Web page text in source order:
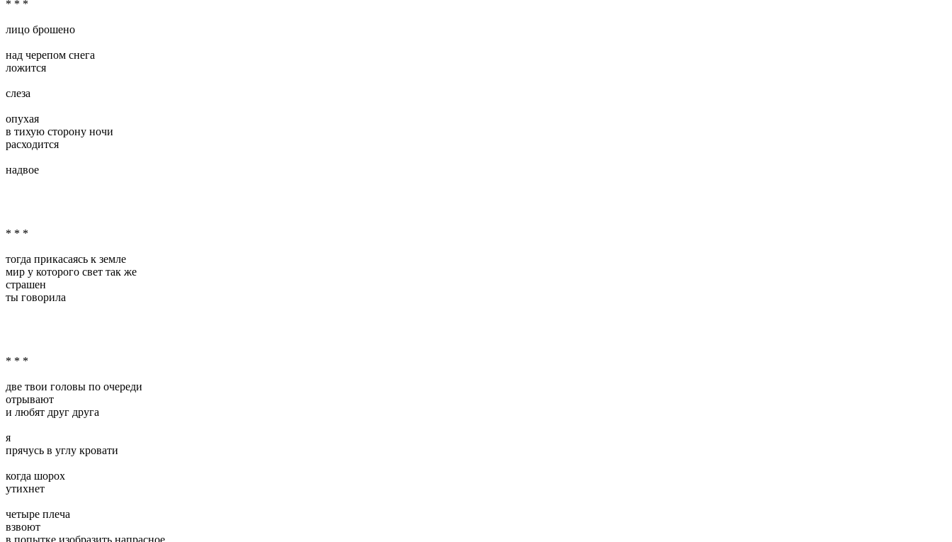
* * *
лицо брошено
над черепом снега
ложится
слеза
опухая
в тихую сторону ночи
расходится
надвое
* * *
тогда прикасаясь к земле
мир у которого свет так же
страшен
ты говорила
* * *
две твои головы по очереди
отрывают
и любят друг друга
я
прячусь в углу кровати
когда шорох
утихнет
четыре плеча
взвоют
в попытке изобразить напрасное